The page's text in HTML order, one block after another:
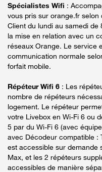
Spécialistes Wifi :
vous pris sur orange.fr
Client du lundi au samedi de
la mise en relation avec un
réseaux Orange. Le service
communication normale
forfait mobile.
Répéteur Wifi 6 : Les
nombre de répéteurs
logement. Le répéteur
votre Livebox en Wi-Fi 6 ou
5 par du Wi-Fi 6 (avec
avec Décodeur compatible :
est accessible sur demande
Max, et les 2 répéteurs
accessibles de manière